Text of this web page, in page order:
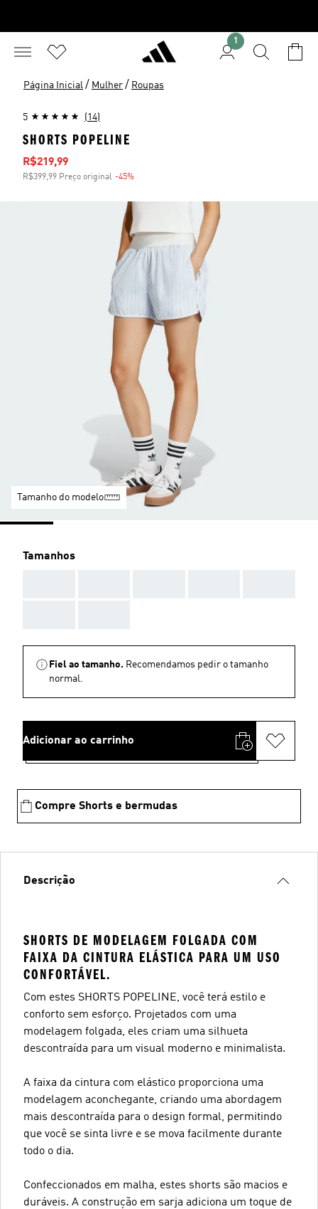
1
Página Inicial / Mulher / Roupas
5 (14)
SHORTS POPELINE
Preço com desconto
R$219,99
R$399,99 Preço original -45%
Tamanho do modelo
Tamanhos
Fiel ao tamanho. Recomendamos pedir o tamanho
normal.
Adicionar ao carrinho
Compre Shorts e bermudas
Descrição
SHORTS DE MODELAGEM FOLGADA COM
FAIXA DA CINTURA ELÁSTICA PARA UM USO
CONFORTÁVEL.
Com estes SHORTS POPELINE, você terá estilo e
conforto sem esforço. Projetados com uma
modelagem folgada, eles criam uma silhueta
descontraída para um visual moderno e minimalista.
A faixa da cintura com elástico proporciona uma
modelagem aconchegante, criando uma abordagem
mais descontraída para o design formal, permitindo
que você se sinta livre e se mova facilmente durante
todo o dia.
Confeccionados em malha, estes shorts são macios e
duráveis. A construção em sarja adiciona um toque de